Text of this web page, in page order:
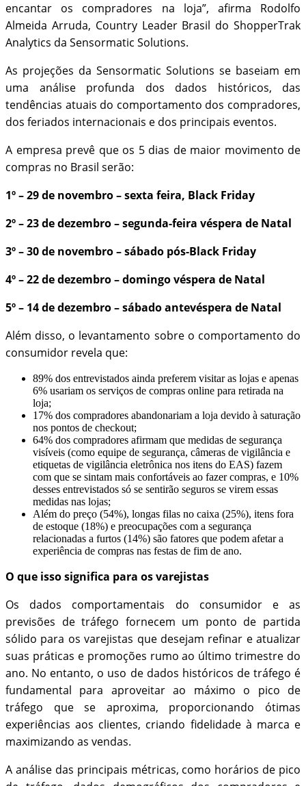
encantar os compradores na loja”, afirma Rodolfo
Almeida Arruda, Country Leader Brasil do ShopperTrak
Analytics da Sensormatic Solutions.
As projeções da Sensormatic Solutions se baseiam em
uma análise profunda dos dados históricos, das
tendências atuais do comportamento dos compradores,
dos feriados internacionais e dos principais eventos.
A empresa prevê que os 5 dias de maior movimento de
compras no Brasil serão:
1º – 29 de novembro – sexta feira, Black Friday
2º – 23 de dezembro – segunda-feira véspera de Natal
3º – 30 de novembro – sábado pós-Black Friday
4º – 22 de dezembro – domingo véspera de Natal
5º – 14 de dezembro – sábado antevéspera de Natal
Além disso, o levantamento sobre o comportamento do
consumidor revela que:
89% dos entrevistados ainda preferem visitar as lojas e apenas
6% usariam os serviços de compras online para retirada na
loja;
17% dos compradores abandonariam a loja devido à saturação
nos pontos de checkout;
64% dos compradores afirmam que medidas de segurança
visíveis (como equipe de segurança, câmeras de vigilância e
etiquetas de vigilância eletrônica nos itens do EAS) fazem
com que se sintam mais confortáveis ao fazer compras, e 10%
desses entrevistados só se sentirão seguros se virem essas
medidas nas lojas;
Além do preço (54%), longas filas no caixa (25%), itens fora
de estoque (18%) e preocupações com a segurança
relacionadas a furtos (14%) são fatores que podem afetar a
experiência de compras nas festas de fim de ano.
O que isso significa para os varejistas
Os dados comportamentais do consumidor e as
previsões de tráfego fornecem um ponto de partida
sólido para os varejistas que desejam refinar e atualizar
suas práticas e promoções rumo ao último trimestre do
ano. No entanto, o uso de dados históricos de tráfego é
fundamental para aproveitar ao máximo o pico de
tráfego que se aproxima, proporcionando ótimas
experiências aos clientes, criando fidelidade à marca e
maximizando as vendas.
A análise das principais métricas, como horários de pico